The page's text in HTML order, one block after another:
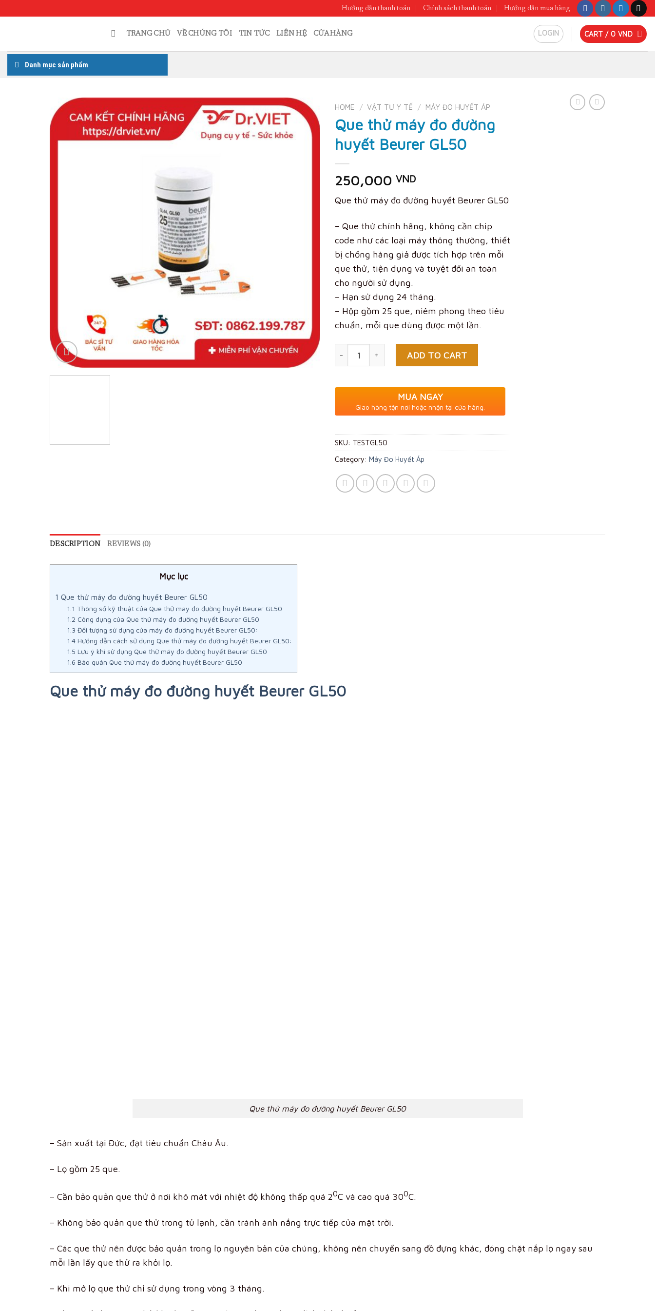
Hướng dẫn thanh toán Chính sách thanh toán Hướng dẫn mua hàng
TRANG CHỦ VỀ CHÚNG TÔI TIN TỨC LIÊN HỆ CỬA HÀNG LOGIN CART / 0 VND
Danh mục sản phẩm
HOME / VẬT TƯ Y TẾ / MÁY ĐO HUYẾT ÁP
Que thử máy đo đường
huyết Beurer GL50
250,000 VND
Que thử máy đo đường huyết Beurer GL50
– Que thử chính hãng, không cần chip
code như các loại máy thông thường, thiết
bị chống hàng giả được tích hợp trên mỗi
que thử, tiện dụng và tuyệt đối an toàn
cho người sử dụng.
– Hạn sử dụng 24 tháng.
– Hộp gồm 25 que, niêm phong theo tiêu
chuẩn, mỗi que dùng được một lần.
ADD TO CART
MUA NGAY
Giao hàng tận nơi hoặc nhận tại cửa hàng.
SKU: TESTGL50
Category: Máy Đo Huyết Áp
DESCRIPTION REVIEWS (0)
Mục lục
1 Que thử máy đo đường huyết Beurer GL50
1.1 Thông số kỹ thuật của Que thử máy đo đường huyết Beurer GL50
1.2 Công dụng của Que thử máy đo đường huyết Beurer GL50
1.3 Đối tượng sử dụng của máy đo đường huyết Beurer GL50:
1.4Hướng dẫn cách sử dụng Que thử máy đo đường huyết Beurer GL50:
1.5 Lưu ý khi sử dụng Que thử máy đo đường huyết Beurer GL50
1.6 Bảo quản Que thử máy đo đường huyết Beurer GL50
Que thử máy đo đường huyết Beurer GL50
Que thử máy đo đường huyết Beurer GL50
– Sản xuất tại Đức, đạt tiêu chuẩn Châu Âu.
– Lọ gồm 25 que.
– Cần bảo quản que thử ở nơi khô mát với nhiệt độ không thấp quá 20C và cao quá 300C.
– Không bảo quản que thử trong tủ lạnh, cần tránh ánh nắng trực tiếp của mặt trời.
– Các que thử nên được bảo quản trong lọ nguyên bản của chúng, không nên chuyển sang đồ đựng khác, đóng chặt nắp lọ ngay sau
mỗi lần lấy que thử ra khỏi lọ.
– Khi mở lọ que thử chỉ sử dụng trong vòng 3 tháng.